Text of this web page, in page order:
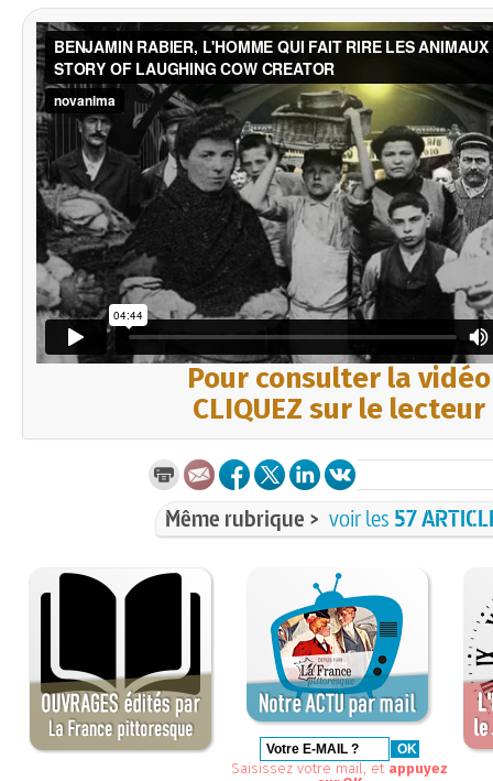
Pour consulter la vidéo
CLIQUEZ sur le lecteur
Même rubrique > voir les 57
Saisissez votre mail, et appuyez